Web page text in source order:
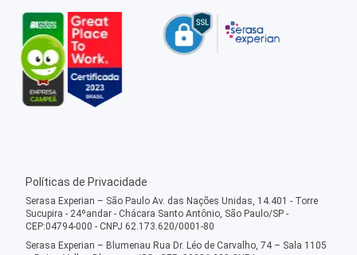
Políticas de Privacidade
Serasa Experian – São Paulo Av. das Nações Unidas, 14.401 - Torre
Sucupira - 24ºandar - Chácara Santo Antônio, São Paulo/SP -
CEP:04794-000 - CNPJ 62.173.620/0001-80
Serasa Experian – Blumenau Rua Dr. Léo de Carvalho, 74 – Sala 1105